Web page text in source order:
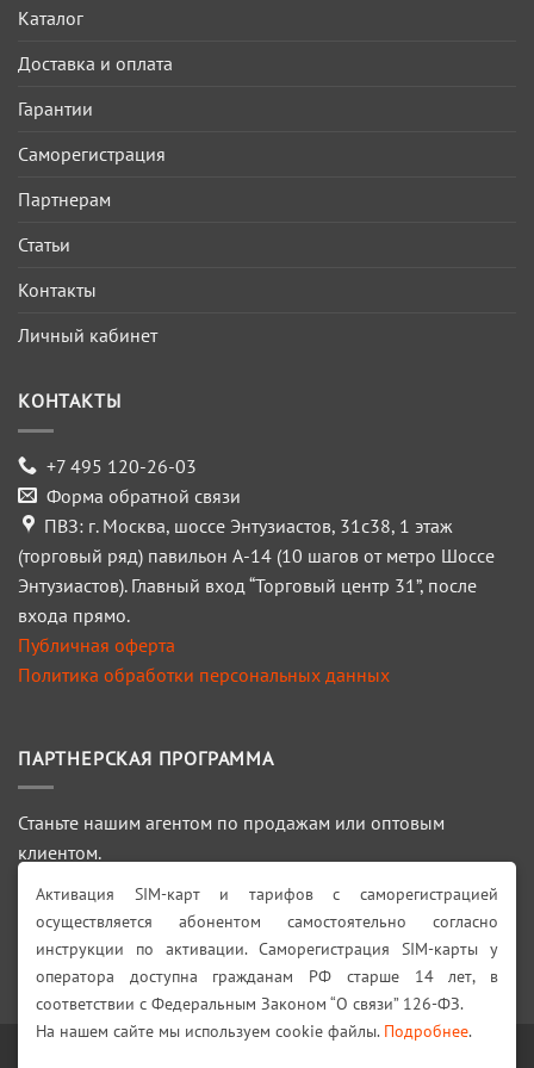
Каталог
Доставка и оплата
Гарантии
Саморегистрация
Партнерам
Статьи
Контакты
Личный кабинет
КОНТАКТЫ
+7 495 120-26-03
Форма обратной связи
ПВЗ: г. Москва, шоссе Энтузиастов, 31с38, 1 этаж
(торговый ряд) павильон А-14 (10 шагов от метро Шоссе
Энтузиастов). Главный вход “Торговый центр 31”, после
входа прямо.
Публичная оферта
Политика обработки персональных данных
ПАРТНЕРСКАЯ ПРОГРАММА
Станьте нашим агентом по продажам или оптовым
клиентом.
ПОДРОБНЕЕ >>>
Искать:
Активация SIM-карт и тарифов с саморегистрацией
осуществляется абонентом самостоятельно согласно
инструкции по активации. Саморегистрация SIM-карты у
оператора доступна гражданам РФ старше 14 лет, в
соответствии с Федеральным Законом “О связи” 126-ФЗ.
На нашем сайте мы используем cookie файлы. Подробнее.